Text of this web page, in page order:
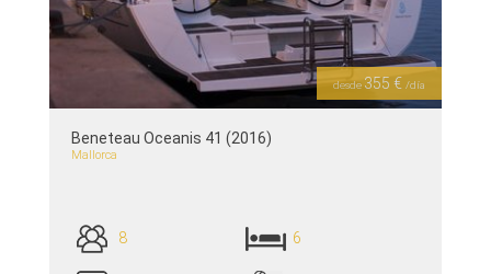
Previous Next
desde 355 € /día
Beneteau Oceanis 41 (2016)
Mallorca
8 6